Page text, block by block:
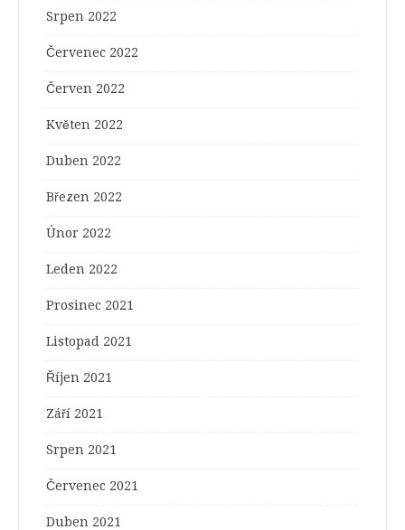
Srpen 2022
Červenec 2022
Červen 2022
Květen 2022
Duben 2022
Březen 2022
Únor 2022
Leden 2022
Prosinec 2021
Listopad 2021
Říjen 2021
Září 2021
Srpen 2021
Červenec 2021
Duben 2021